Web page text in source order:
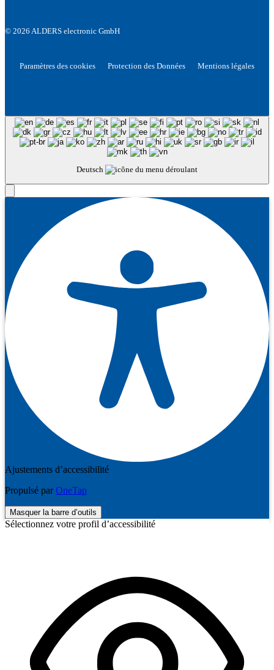
© 2026 ALDERS electronic GmbH
Paramètres des cookies Protection des Données Mentions légales
Deutsch
Ajustements d’accessibilité
Propulsé parOneTap
Masquer la barre d’outils
Sélectionnez votre profil d’accessibilité